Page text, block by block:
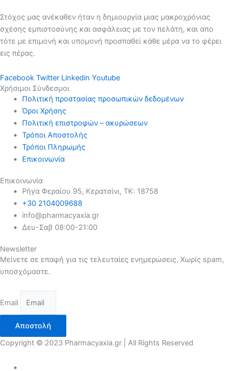
Στόχος μας ανέκαθεν ήταν η δημιουργία μιας μακροχρόνιας
σχέσης εμπιστοσύνης και ασφάλειας με τον πελάτη, και απο
τότε με επιμονή και υπομονή προσπαθεί κάθε μέρα να το φέρει
εις πέρας.
Facebook Twitter Linkedin Youtube
Χρήσιμοι Σύνδεσμοι
Πολιτική προστασίας προσωπικών δεδομένων
Όροι Χρήσης
Πολιτική επιστροφών – ακυρώσεων
Τρόποι Αποστολής
Τρόποι Πληρωμής
Επικοινωνία
Επικοινωνία
Ρήγα Φεραίου 95, Κερατσίνι, ΤΚ: 18758
+30 2104009688
info@pharmacyaxia.gr
Δευ-Σαβ 08:00-21:00
Newsletter
Μείνετε σε επαφή για τις τελευταίες ενημερώσεις. Χωρίς spam,
υποσχόμαστε.
Email
Αποστολή
Copyright © 2023 Pharmacyaxia.gr | All Rights Reserved